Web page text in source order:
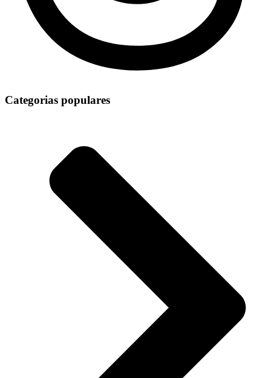
Categorias populares